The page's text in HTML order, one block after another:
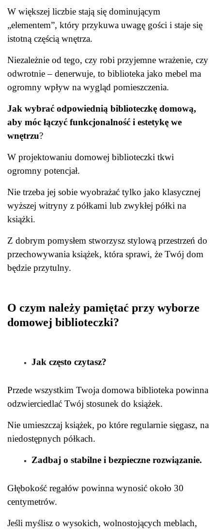
W większej liczbie stają się dominującym
„elementem”, który przykuwa uwagę gości i staje się
istotną częścią wnętrza.
Niezależnie od tego, czy robi przyjemne wrażenie, czy
odwrotnie – denerwuje, to biblioteka jako mebel ma
ogromny wpływ na wygląd pomieszczenia.
Jak wybrać odpowiednią biblioteczkę domową,
aby móc łączyć funkcjonalność i estetykę we
wnętrzu?
W projektowaniu domowej biblioteczki tkwi
ogromny potencjał.
Nie trzeba jej sobie wyobrażać tylko jako klasycznej
wyższej witryny z półkami lub zwykłej półki na
książki.
Z dobrym pomysłem stworzysz stylową przestrzeń do
przechowywania książek, która sprawi, że Twój dom
będzie przytulny.
O czym należy pamiętać przy wyborze
domowej biblioteczki?
Jak często czytasz?
Przede wszystkim Twoja domowa biblioteka powinna
odzwierciedlać Twój stosunek do książek.
Nie umieszczaj książek, po które regularnie sięgasz, na
niedostępnych półkach.
Zadbaj o stabilne i bezpieczne rozwiązanie.
Głębokość regałów powinna wynosić około 30
centymetrów.
Jeśli myślisz o wysokich, wolnostojących meblach,